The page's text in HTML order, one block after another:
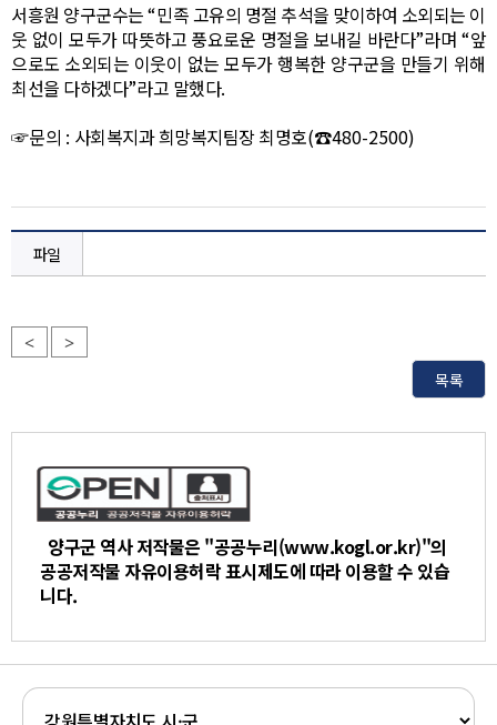
서흥원 양구군수는“민족 고유의 명절 추석을 맞이하여 소외되는 이
웃 없이 모두가 따뜻하고 풍요로운 명절을 보내길 바란다”라며 “앞
으로도 소외되는 이웃이 없는 모두가 행복한 양구군을 만들기 위해
최선을 다하겠다”라고 말했다.
☞문의 : 사회복지과 희망복지팀장 최명호(☎480-2500)
파일
< >
목록
양구군 역사 저작물은 "공공누리(www.kogl.or.kr)"의
공공저작물 자유이용허락 표시제도에 따라 이용할 수 있습
니다.